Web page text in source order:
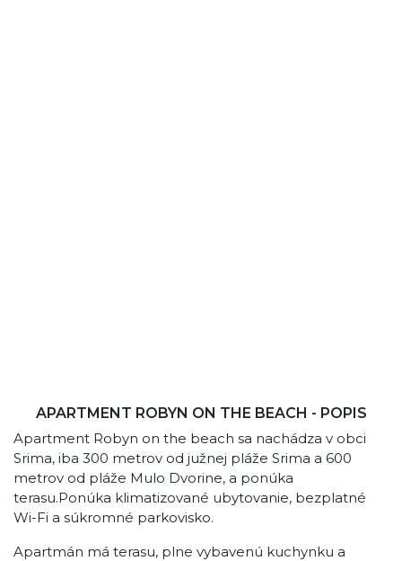
APARTMENT ROBYN ON THE BEACH - POPIS
Apartment Robyn on the beach sa nachádza v obci
Srima, iba 300 metrov od južnej pláže Srima a 600
metrov od pláže Mulo Dvorine, a ponúka
terasu.Ponúka klimatizované ubytovanie, bezplatné
Wi-Fi a súkromné ​​parkovisko.
Apartmán má terasu, plne vybavenú kuchynku a